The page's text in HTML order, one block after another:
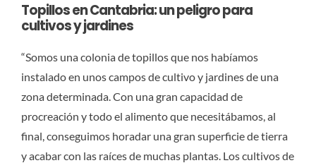
Topillos en Cantabria: un peligro para
cultivos y jardines
“Somos una colonia de topillos que nos habíamos
instalado en unos campos de cultivo y jardines de una
zona determinada. Con una gran capacidad de
procreación y todo el alimento que necesitábamos, al
final, conseguimos horadar una gran superficie de tierra
y acabar con las raíces de muchas plantas. Los cultivos de